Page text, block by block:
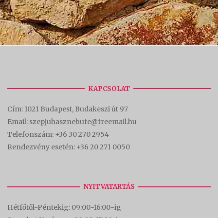
KAPCSOLAT
Cím: 1021 Budapest, Budakeszi út 97
Email: szepjuhasznebufe@freemail.hu
Telefonszám: +36 30 270 2954
Rendezvény esetén: +36 20 271 0050
NYITVATARTÁS
Hétfőtől-Péntekig: 09:00-16:00-ig